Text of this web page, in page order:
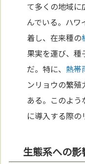
て多くの地域
んでいる。ハワ
着し、在来種の
果実を運び、種
だ。特に、熱帯
ンリョウの繁殖
ある。このよ
に導入する際の
生態系への